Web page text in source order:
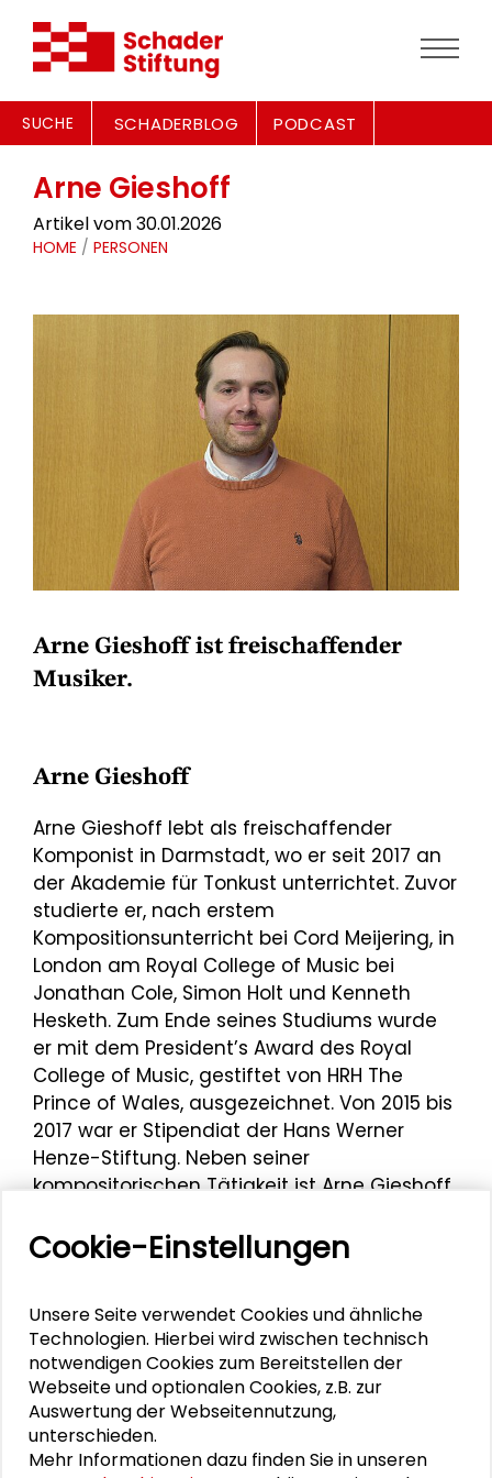
SUCHE SCHADERBLOG PODCAST
Arne Gieshoff
Artikel vom 30.01.2026
HOME / PERSONEN
Arne Gieshoff ist freischaffender
Musiker.
Arne Gieshoff
Arne Gieshoff lebt als freischaffender
Komponist in Darmstadt, wo er seit 2017 an
der Akademie für Tonkust unterrichtet. Zuvor
studierte er, nach erstem
Kompositionsunterricht bei Cord Meijering, in
London am Royal College of Music bei
Jonathan Cole, Simon Holt und Kenneth
Hesketh. Zum Ende seines Studiums wurde
er mit dem President’s Award des Royal
College of Music, gestiftet von HRH The
Prince of Wales, ausgezeichnet. Von 2015 bis
2017 war er Stipendiat der Hans Werner
Henze-Stiftung. Neben seiner
kompositorischen Tätigkeit ist Arne Gieshoff
zeitgenössische Musik „Explore Ensemble“,
dessen Gründer und Leiter er von 2011 bis
Arne Gieshoff gestaltet dieVeranstaltung
„Remote Decay“Ende Januar 2026 in der
Schader-Stiftung als Respondent mit.
Cookie-Einstellungen
Unsere Seite verwendet Cookies und ähnliche
Technologien. Hierbei wird zwischen technisch
notwendigen Cookies zum Bereitstellen der
Webseite und optionalen Cookies, z.B. zur
Auswertung der Webseitennutzung,
unterschieden.
Mehr Informationen dazu finden Sie in unseren